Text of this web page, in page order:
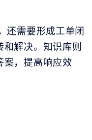
还需要形成工单闭
解决。知识库则
案，提高响应效